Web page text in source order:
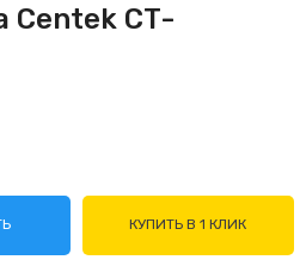
Centek CT-
КУПИТЬ В 1 КЛИК